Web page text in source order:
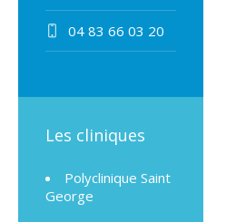
04 83 66 03 20
Les cliniques
Polyclinique Saint
George